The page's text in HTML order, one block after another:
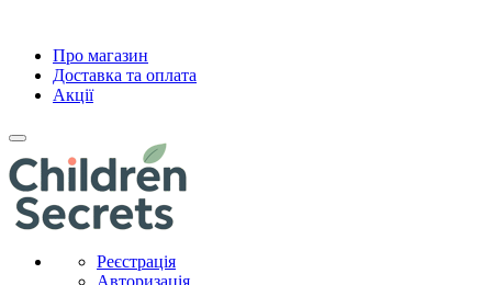
Про магазин
Доставка та оплата
Акції
Реєстрація
Авторизація